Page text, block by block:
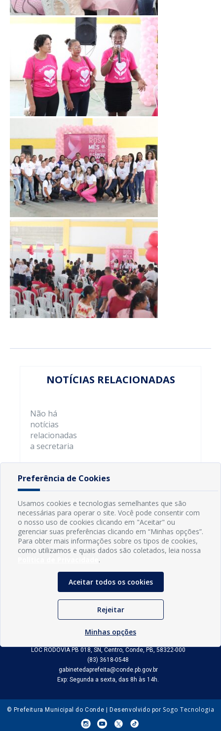
NOTÍCIAS RELACIONADAS
Não há
notícias
relacionadas
a secretaria
INFORMAÇÕES
Município de Conde - PB
LOC RODOVIA PB 018, SN, Centro, Conde, PB, 58322-000
(83) 3618-0548
gabinetedaprefeita@conde.pb.gov.br
Exp: Segunda a sexta, das 8h às 14h.
© Prefeitura Municipal do Conde | Desenvolvido por Sogo Tecnologia
Preferência de Cookies
Usamos cookies e tecnologias semelhantes que são
necessárias para operar o site. Você pode consentir com
o nosso uso de cookies clicando em "Aceitar" ou
gerenciar suas preferências clicando em “Minhas opções”.
Para obter mais informações sobre os tipos de cookies,
como utilizamos e quais dados são coletados, leia nossa
.
Aceitar todos os cookies
Rejeitar
Minhas opções